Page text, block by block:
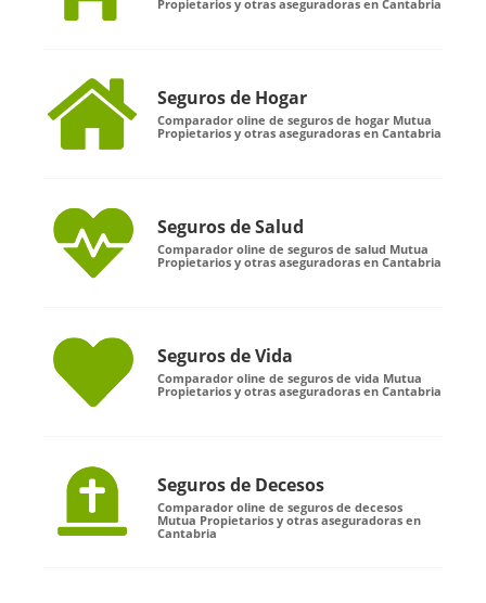
Propietarios y otras aseguradoras en Cantabria
Seguros de Hogar
Comparador oline de seguros de hogar Mutua
Propietarios y otras aseguradoras en Cantabria
Seguros de Salud
Comparador oline de seguros de salud Mutua
Propietarios y otras aseguradoras en Cantabria
Seguros de Vida
Comparador oline de seguros de vida Mutua
Propietarios y otras aseguradoras en Cantabria
Seguros de Decesos
Comparador oline de seguros de decesos
Mutua Propietarios y otras aseguradoras en
Cantabria